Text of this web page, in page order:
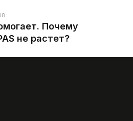
Почему
не растет?